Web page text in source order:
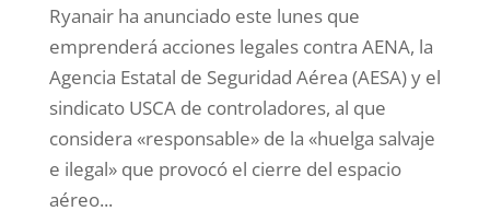
Ryanair ha anunciado este lunes que
emprenderá acciones legales contra AENA, la
Agencia Estatal de Seguridad Aérea (AESA) y el
sindicato USCA de controladores, al que
considera «responsable» de la «huelga salvaje
e ilegal» que provocó el cierre del espacio
aéreo...